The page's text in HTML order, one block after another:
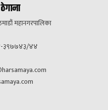
महानगरपालिका
३९७७४३/४४